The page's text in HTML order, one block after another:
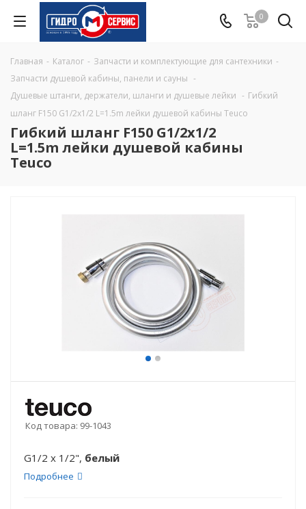
0
Главная - Каталог - Запчасти и комплектующие для сантехники -
Запчасти душевой кабины, панели и сауны -
Душевые штанги, держатели, шланги и душевые лейки - Гибкий
шланг F150 G1/2x1/2 L=1.5m лейки душевой кабины Teuco
Гибкий шланг F150 G1/2x1/2
L=1.5m лейки душевой кабины
Teuco
Код товара: 99-1043
G1/2 x 1/2", белый
Подробнее